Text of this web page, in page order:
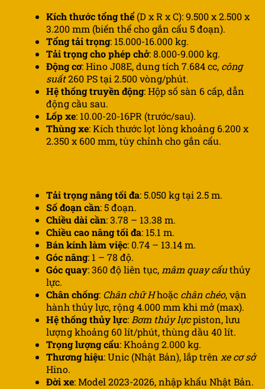
Kích thước tổng thể(D x R x C): 9.500 x 2.500 x
3.200 mm (biến thể cho gắn cẩu 5 đoạn).
Tổng tải trọng: 15.000-16.000 kg.
Tải trọng cho phép chở: 8.000-9.000 kg.
Động cơ: Hino J08E, dung tích 7.684 cc, công
suất260 PS tại 2.500 vòng/phút.
Hệ thống truyền động: Hộp số sàn 6 cấp, dẫn
động cầu sau.
Lốp xe: 10.00-20-16PR (trước/sau).
Thùng xe: Kích thước lọt lòng khoảng 6.200 x
2.350 x 600 mm, tùy chỉnh cho gắn cẩu.
Tải trọng nâng tối đa: 5.050 kg tại 2.5 m.
Số đoạn cần: 5 đoạn.
Chiều dài cần: 3.78 – 13.38 m.
Chiều cao nâng tối đa: 15.1 m.
Bán kính làm việc: 0.74 – 13.14 m.
Góc nâng: 1 – 78 độ.
Góc quay: 360 độ liên tục,mâm quay cẩuthủy
lực.
Chân chống: Chân chữ Hhoặc chân chéo, vận
hành thủy lực, rộng 4.000 mm khi mở (max).
Hệ thống thủy lực:Bơm thủy lựcpiston, lưu
lượng khoảng 60 lít/phút, thùng dầu 40 lít.
Trọng lượng cẩu: Khoảng 2.000 kg.
Thương hiệu: Unic (Nhật Bản), lắp trên xe cơ sở
Hino.
Đời xe: Model 2023-2026, nhập khẩu Nhật Bản.